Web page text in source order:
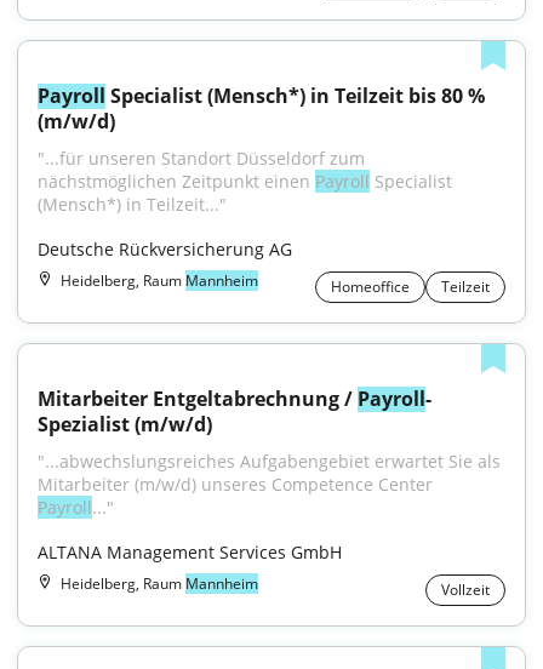
Payroll Specialist (Mensch*) in Teilzeit bis 80 %
(m/w/d)
"...für unseren Standort Düsseldorf zum
nächstmöglichen Zeitpunkt einen Payroll Specialist
(Mensch*) in Teilzeit..."
Deutsche Rückversicherung AG
Heidelberg, Raum Mannheim Homeoffice Teilzeit
Mitarbeiter Entgeltabrechnung / Payroll-
Spezialist (m/w/d)
"...abwechslungsreiches Aufgabengebiet erwartet Sie als
Payroll..."
ALTANA Management Services GmbH
Heidelberg, Raum Mannheim Vollzeit